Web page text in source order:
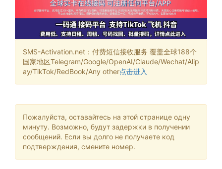
SMS-Activation.net：付费短信接收服务 覆盖全球188个
国家地区Telegram/Google/OpenAI/Claude/Wechat/Alip
ay/TikTok/RedBook/Any other点击进入
Пожалуйста, оставайтесь на этой странице одну
минуту. Возможно, будут задержки в получении
сообщений. Если вы долго не получаете код
подтверждения, смените номер.